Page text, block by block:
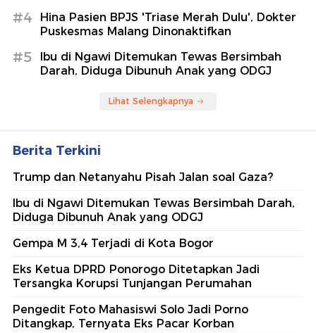
#4
Hina Pasien BPJS 'Triase Merah Dulu', Dokter
Puskesmas Malang Dinonaktifkan
#5
Ibu di Ngawi Ditemukan Tewas Bersimbah
Darah, Diduga Dibunuh Anak yang ODGJ
Lihat Selengkapnya
Berita Terkini
Trump dan Netanyahu Pisah Jalan soal Gaza?
Ibu di Ngawi Ditemukan Tewas Bersimbah Darah,
Diduga Dibunuh Anak yang ODGJ
Gempa M 3,4 Terjadi di Kota Bogor
Eks Ketua DPRD Ponorogo Ditetapkan Jadi
Tersangka Korupsi Tunjangan Perumahan
Pengedit Foto Mahasiswi Solo Jadi Porno
Ditangkap, Ternyata Eks Pacar Korban